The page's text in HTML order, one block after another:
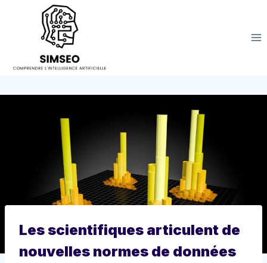
Les scientifiques articulent de
nouvelles normes de données